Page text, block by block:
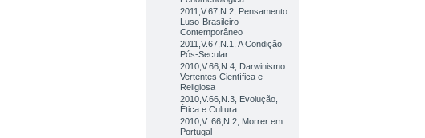
2011,V.67,N.2, Pensamento
Luso-Brasileiro
Contemporâneo
2011,V.67,N.1, A Condição
Pós-Secular
2010,V.66,N.4, Darwinismo:
Vertentes Científica e
Religiosa
2010,V.66,N.3, Evolução,
Ética e Cultura
2010,V. 66,N.2, Morrer em
Portugal